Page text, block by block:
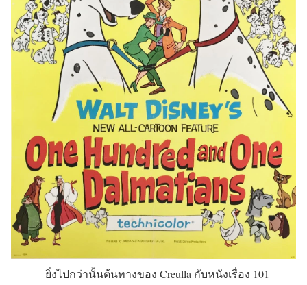
ยิ่งไปกว่านั้นต้นทางของ Creulla กับหนังเรื่อง 101